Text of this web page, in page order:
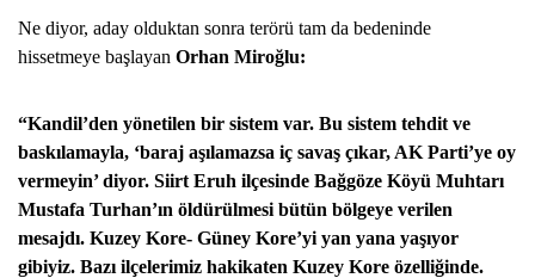
Ne diyor, aday olduktan sonra terörü tam da bedeninde
hissetmeye başlayan Orhan Miroğlu:
“Kandil’den yönetilen bir sistem var. Bu sistem tehdit ve
baskılamayla, ‘baraj aşılamazsa iç savaş çıkar, AK Parti’ye oy
vermeyin’ diyor. Siirt Eruh ilçesinde Bağgöze Köyü Muhtarı
Mustafa Turhan’ın öldürülmesi bütün bölgeye verilen
mesajdı. Kuzey Kore- Güney Kore’yi yan yana yaşıyor
gibiyiz. Bazı ilçelerimiz hakikaten Kuzey Kore özelliğinde.